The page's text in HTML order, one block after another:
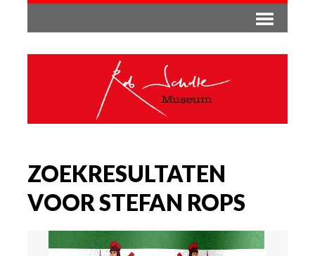
ZOEKRESULTATEN
VOOR STEFAN ROPS